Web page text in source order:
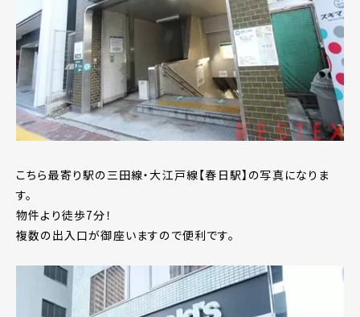
こちら最寄り駅の三田線・大江戸線【春日駅】の写真になりま
す。
物件より徒歩7分！
複数の出入口が御座いますので便利です。